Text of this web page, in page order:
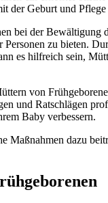
der Geburt und
bei der Bewältigung
Personen zu bieten.
es hilfreich sein,
von
und Ratschlägen
Baby verbessern.
Maßnahmen dazu